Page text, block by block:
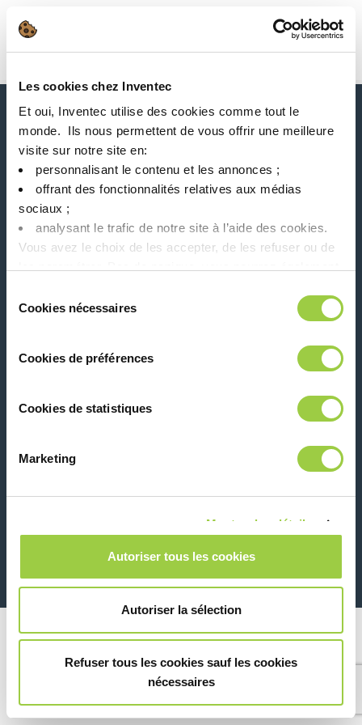
Les cookies chez Inventec
Et oui, Inventec utilise des cookies comme tout le
monde. ​ Ils nous permettent de vous offrir une meilleure
visite sur notre site en:​
personnalisant le contenu et les annonces ;​
offrant des fonctionnalités relatives aux médias
sociaux ; ​
analysant le trafic de notre site à l’aide des cookies.​
Vous avez le choix de les accepter, de les refuser ou de
cookies.​ ​ ​
duCookies nécessaires
Cookies de préférences
Cookies de statistiques
Marketing
Montrer les détails
Autoriser tous les cookies
Autoriser la sélection
Refuser tous les cookies sauf les cookies
nécessaires
搜索
首页 Product Product Category 电子模板和漏印
新闻、服务、产品、..
与我们的时事通讯保持联系！
Please leave
© Copyright 2026 法律信息和隐私声明